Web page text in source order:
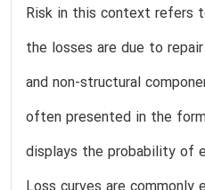
Risk in this context refers
the losses are due to
and non-structural
often presented in the form
displays the probability of